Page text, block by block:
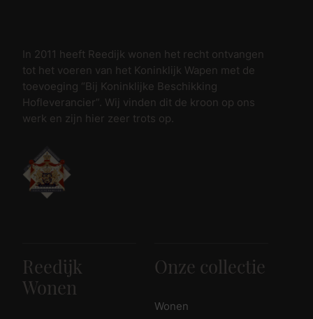
In 2011 heeft Reedijk wonen het recht ontvangen
tot het voeren van het Koninklijk Wapen met de
toevoeging “Bij Koninklijke Beschikking
Hofleverancier”. Wij vinden dit de kroon op ons
werk en zijn hier zeer trots op.
Reedijk
Wonen
Onze collectie
Wonen